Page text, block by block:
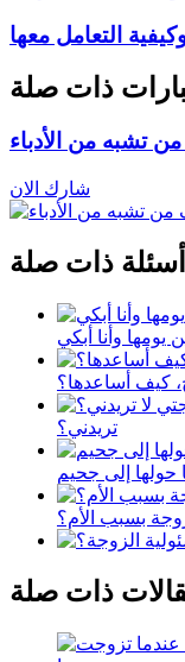
التعامل معها
ذات صلة
تشبه من الأدباء
شارك الان
أسئلة ذات صلة
وأنا أبكي
كيف أساعدها؟
تريدني؟
حولها إلى جحيم
بسبب الأم؟
ذات صلة